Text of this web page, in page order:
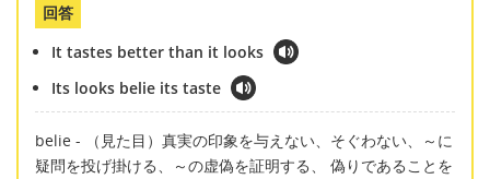
回答
It tastes better than it looks
Its looks belie its taste
belie - （見た目）真実の印象を与えない、そぐわない、～に
疑問を投げ掛ける、～の虚偽を証明する、 偽りであることを